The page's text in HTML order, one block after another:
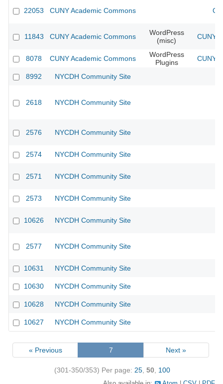
22053 CUNY Academic Commons
11843 CUNY Academic Commons
WordPress
(misc)
CUNY
8078 CUNY Academic Commons
WordPress
Plugins
CUNY
8992 NYCDH Community Site
2618 NYCDH Community Site
2576 NYCDH Community Site
2574 NYCDH Community Site
2571 NYCDH Community Site
2573 NYCDH Community Site
10626 NYCDH Community Site
2577 NYCDH Community Site
10631 NYCDH Community Site
10630 NYCDH Community Site
10628 NYCDH Community Site
10627 NYCDH Community Site
« Previous 7 Next »
(301-350/353) Per page: 25 50 100